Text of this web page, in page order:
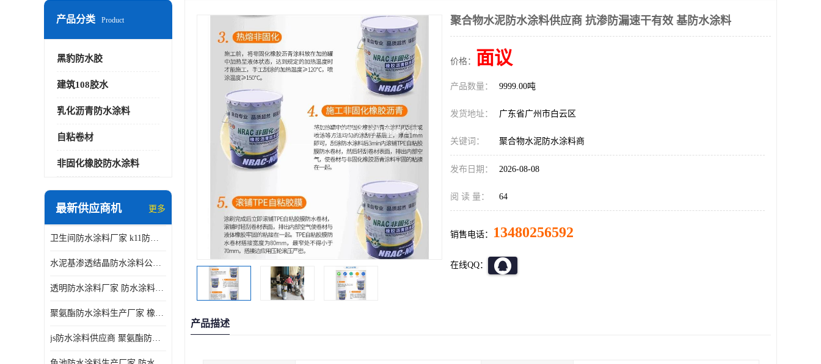
产品分类 Product
黑豹防水胶
建筑108胶水
乳化沥青防水涂料
自粘卷材
非固化橡胶防水涂料
最新供应商机 更多
卫生间防水涂料厂家 k11防水涂料
水泥基渗透结晶防水涂料公司 室外防水涂料
透明防水涂料厂家 防水涂料屋顶
聚氨酯防水涂料生产厂家 橡胶沥青防水涂料
js防水涂料供应商 聚氨酯防水涂料
聚合物水泥防水涂料供应商 抗渗防漏速干有效 基防水涂料
价格： 面议
产品数量： 9999.00吨
发货地址： 广东省广州市白云区
关键词： 聚合物水泥防水涂料商
发布日期： 2026-08-08
阅 读 量： 64
销售电话： 13480256592
在线QQ：
产品描述